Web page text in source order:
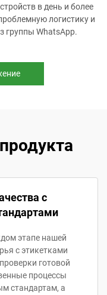
в день и более
логистику и
группы WhatsApp.
с
этапе нашей
с этикетками
готовой
процессы
стандартам, а